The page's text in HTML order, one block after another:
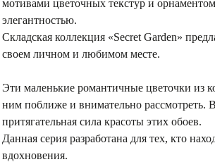
мотивами цветочных текстур и
элегантностью.
Складская коллекция «Secret Garden»
своем личном и любимом месте.
Эти маленькие романтичные цветочки из
ним поближе и внимательно рассмотреть.
притягательная сила красоты этих обоев.
Данная серия разработана для тех, кто
вдохновения.